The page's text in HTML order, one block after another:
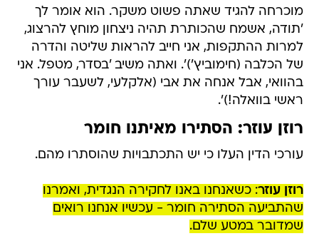
מוכרחה להגיד שאתה פשוט משקר. הוא אומר לך
'תודה, אשמח שהכותרת תהיה ניצחון מוחץ להרצוג,
למרות ההתקפות, אני חייב להראות שליטה והדרה
של הכלבה (חימוביץ')'. ואתה משיב 'בסדר, מטפל. אני
בהוואי, אבל אנחה את אבי (אלקלעי, לשעבר עורך
ראשי בוואלה!)'.
רוזן עוזר: הסתירו מאיתנו חומר
עורכי הדין העלו כי יש התכתבויות שהוסתרו מהם.
רוזן עוזר: כשאנחנו באנו לחקירה הנגדית, ואמרנו
שהתביעה הסתירה חומר - עכשיו אנחנו רואים
שמדובר במטע שלם.